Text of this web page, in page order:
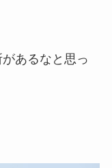
あるなと思っ